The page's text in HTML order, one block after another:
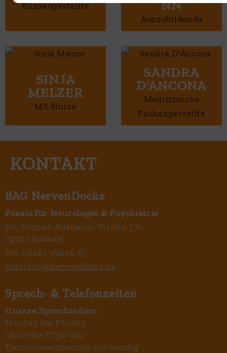
Büroangestellte
NN
Auszubildende
SINJA
MELZER
MS-Nurse
SANDRA
D'ANCONA
Medizinische
Fachangestellte
BAG NervenDocks
Praxis für Neurologie & Psychiatrie
Dr.-Konrad-Adenauer-Straße 37c
74722 Buchen
Tel. 06281 56446-0
postfach@nervendocks.de
Sprech- & Telefonzeiten
Unsere Sprechzeiten:
Montag bis Freitag
08.00 bis 17.30 Uhr
Terminvereinbarung notwendig